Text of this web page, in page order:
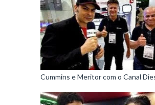
Cummins e Meritor com o Canal